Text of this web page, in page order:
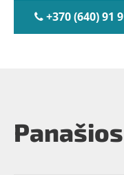
+370 (640) 91